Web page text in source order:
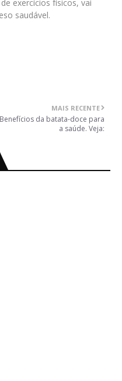
exercícios físicos, vai
saudável.
MAIS RECENTE
Benefícios da batata-doce para
a saúde. Veja: